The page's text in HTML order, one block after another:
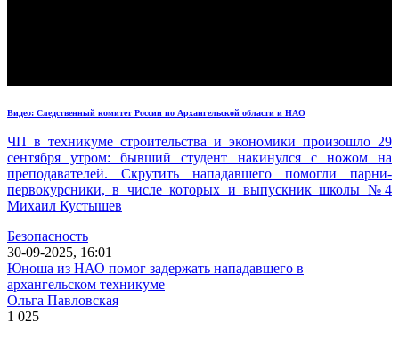
Видео: Следственный комитет России по Архангельской области и НАО
ЧП в техникуме строительства и экономики произошло 29
сентября утром: бывший студент накинулся с ножом на
преподавателей. Скрутить нападавшего помогли парни-
первокурсники, в числе которых и выпускник школы №4
Михаил Кустышев
Безопасность
30-09-2025, 16:01
Юноша из НАО помог задержать нападавшего в
архангельском техникуме
Ольга Павловская
1 025